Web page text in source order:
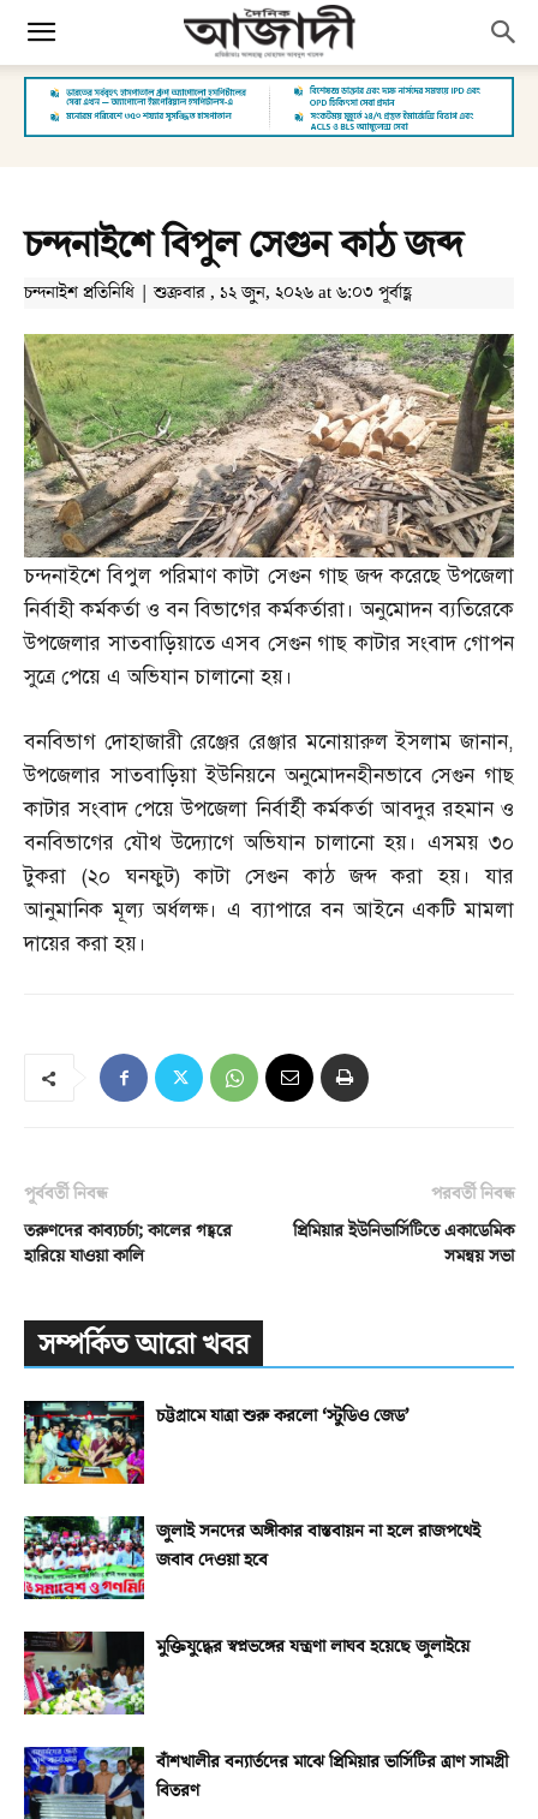
চন্দনাইশে বিপুল সেগুন কাঠ জব্দ
চন্দনাইশ প্রতিনিধি | শুক্রবার , ১২ জুন, ২০২৬ at ৬:০৩ পূর্বাহ্ণ
চন্দনাইশে বিপুল পরিমাণ কাটা সেগুন গাছ জব্দ করেছে উপজেলা
নির্বাহী কর্মকর্তা ও বন বিভাগের কর্মকর্তারা। অনুমোদন ব্যতিরেকে
উপজেলার সাতবাড়িয়াতে এসব সেগুন গাছ কাটার সংবাদ গোপন
সুত্রে পেয়ে এ অভিযান চালানো হয়।
বনবিভাগ দোহাজারী রেঞ্জের রেঞ্জার মনোয়ারুল ইসলাম জানান,
উপজেলার সাতবাড়িয়া ইউনিয়নে অনুমোদনহীনভাবে সেগুন গাছ
কাটার সংবাদ পেয়ে উপজেলা নির্বার্হী কর্মকর্তা আবদুর রহমান ও
বনবিভাগের যৌথ উদ্যোগে অভিযান চালানো হয়। এসময় ৩০
টুকরা (২০ ঘনফুট)কাটা সেগুন কাঠ জব্দ করা হয়। যার
আনুমানিক মূল্য অর্ধলক্ষ। এ ব্যাপারে বন আইনে একটি মামলা
দায়ের করা হয়।
পূর্ববর্তী নিবন্ধ
তরুণদের কাব্যচর্চা; কালের গহ্বরে
হারিয়ে যাওয়া কালি
পরবর্তী নিবন্ধ
প্রিমিয়ার ইউনিভার্সিটিতে একাডেমিক
সমন্বয় সভা
সম্পর্কিত আরো খবর
চট্টগ্রামে যাত্রা শুরু করলো ‘স্টুডিও জেড’
জুলাই সনদের অঙ্গীকার বাস্তবায়ন না হলে রাজপথেই
জবাব দেওয়া হবে
মুক্তিযুদ্ধের স্বপ্নভঙ্গের যন্ত্রণা লাঘব হয়েছে জুলাইয়ে
বাঁশখালীর বন্যার্তদের মাঝে প্রিমিয়ার ভার্সিটির ত্রাণ সামগ্রী
বিতরণ